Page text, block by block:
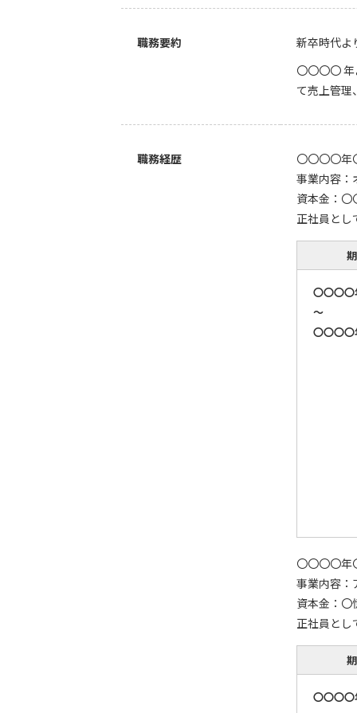
職務要約
新卒時代よ
〇〇〇〇
て売上管理
職務経歴
〇〇〇〇
事業内容：
資本金：
正社員とし
〇〇〇
～
〇〇〇
〇〇〇〇
事業内容：
資本金：
正社員とし
〇〇〇